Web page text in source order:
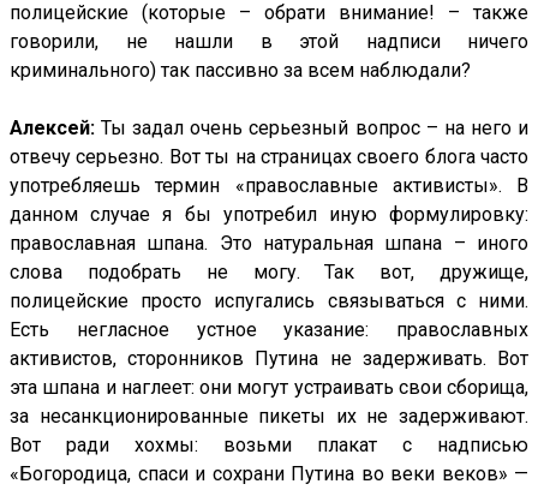
полицейские (которые – обрати внимание! – также
говорили, не нашли в этой надписи ничего
криминального) так пассивно за всем наблюдали?
Алексей: Ты задал очень серьезный вопрос – на него и
отвечу серьезно. Вот ты на страницах своего блога часто
употребляешь термин «православные активисты». В
данном случае я бы употребил иную формулировку:
православная шпана. Это натуральная шпана – иного
слова подобрать не могу. Так вот, дружище,
полицейские просто испугались связываться с ними.
Есть негласное устное указание: православных
активистов, сторонников Путина не задерживать. Вот
эта шпана и наглеет: они могут устраивать свои сборища,
за несанкционированные пикеты их не задерживают.
Вот ради хохмы: возьми плакат с надписью
«Богородица, спаси и сохрани Путина во веки веков» —